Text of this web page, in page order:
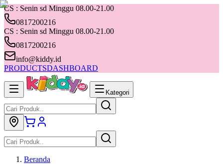
CS : Senin sd Minggu 08.00-21.00
0817200216
CS : Senin sd Minggu 08.00-21.00
0817200216
info@kiddy.id
PRODUCTSDASHBOARD
Kategori
Beranda